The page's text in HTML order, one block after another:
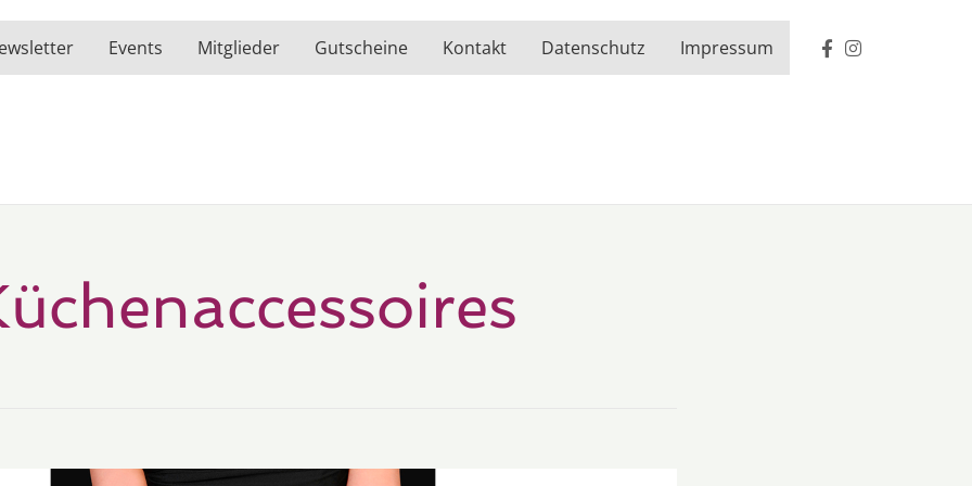
Events Mitglieder Gutscheine Kontakt Datenschutz Impressum